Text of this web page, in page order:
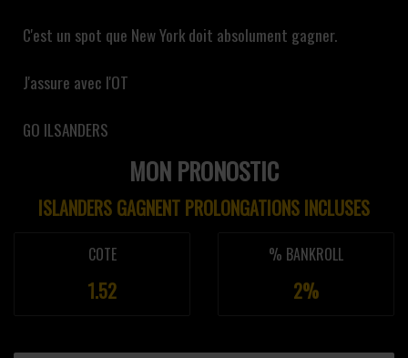
C'est un spot que New York doit absolument gagner.
J'assure avec l'OT
GO ILSANDERS
MON PRONOSTIC
ISLANDERS GAGNENT PROLONGATIONS INCLUSES
COTE
1.52
% BANKROLL
2%